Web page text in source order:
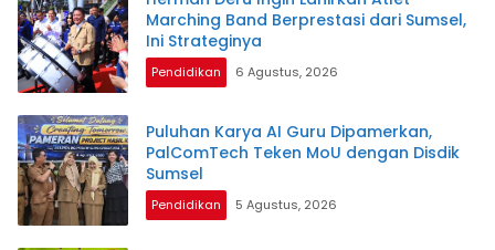
Marching Band Berprestasi dari Sumsel,
Ini Strateginya
Pendidikan 6 Agustus, 2026
Puluhan Karya AI Guru Dipamerkan,
PalComTech Teken MoU dengan Disdik
Sumsel
Pendidikan 5 Agustus, 2026